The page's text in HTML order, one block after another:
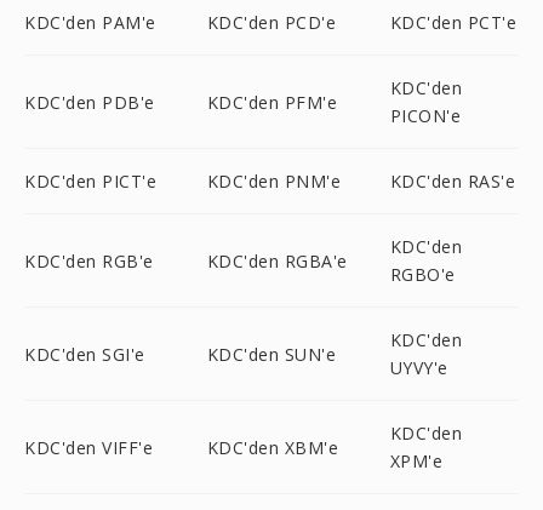
KDC'den PAM'e KDC'den PCD'e KDC'den PCT'e
KDC'den PDB'e KDC'den PFM'e
KDC'den
PICON'e
KDC'den PICT'e KDC'den PNM'e KDC'den RAS'e
KDC'den RGB'e KDC'den RGBA'e
KDC'den
RGBO'e
KDC'den SGI'e KDC'den SUN'e
KDC'den
UYVY'e
KDC'den VIFF'e KDC'den XBM'e
KDC'den
XPM'e